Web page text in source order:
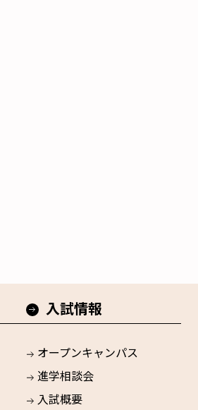
入試情報
オープンキャンパス
進学相談会
入試概要